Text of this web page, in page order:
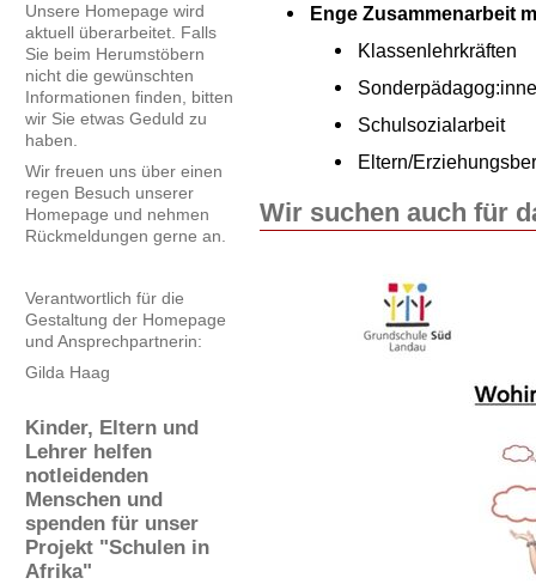
Enge Zusammenarbeit
Klassenlehrkräften
Schulsozialarbeit
Eltern/
Wir suchen auch für
Unsere Homepage wird
aktuell überarbeitet. Falls
Sie beim Herumstöbern
nicht die gewünschten
Informationen finden, bitten
wir Sie etwas Geduld zu
haben.
Wir freuen uns über einen
regen Besuch unserer
Homepage und nehmen
Rückmeldungen gerne an.
Verantwortlich für die
Gestaltung der Homepage
und Ansprechpartnerin:
Gilda Haag
Kinder, Eltern und
Lehrer helfen
notleidenden
Menschen und
spenden für unser
Projekt "Schulen in
Afrika"